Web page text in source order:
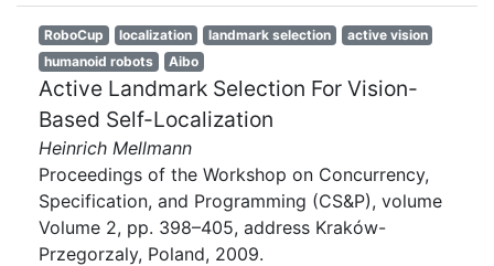
RoboCup localization landmark selection
active vision
humanoid robots
Aibo
Active Landmark Selection For Vision-
Based Self-Localization
Heinrich Mellmann
Proceedings of the Workshop on Concurrency,
Specification, and Programming (CS&P), volume
Volume 2, pp. 398–405, address Kraków-
Przegorzaly, Poland, 2009.